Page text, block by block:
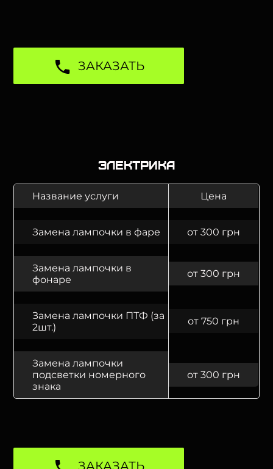
ЗАКАЗАТЬ
Электрика
Название услуги Цена
Замена лампочки в фаре от 300 грн
Замена лампочки в
фонаре
от 300 грн
Замена лампочки ПТФ (за
2шт.)
от 750 грн
Замена лампочки
подсветки номерного
знака
от 300 грн
ЗАКАЗАТЬ